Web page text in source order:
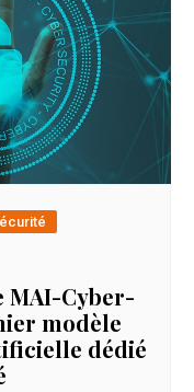
MAI-Cyber-
modèle
dédié